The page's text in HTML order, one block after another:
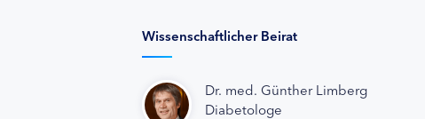
Wissenschaftlicher Beirat
Dr. med. Günther Limberg
Diabetologe